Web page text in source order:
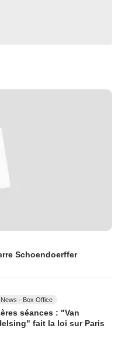
Schoendoerffer
News - Box Office
séances : "Van
fait la loi sur Paris